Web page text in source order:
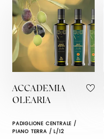
ACCADEMIA
OLEARIA
PADIGLIONE CENTRALE /
PIANO TERRA / L/12